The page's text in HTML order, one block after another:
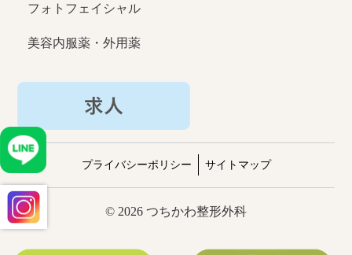
フォトフェイシャル
美容内服薬・外用薬
プライバシーポリシー サイトマップ
© 2026 つちかわ整形外科